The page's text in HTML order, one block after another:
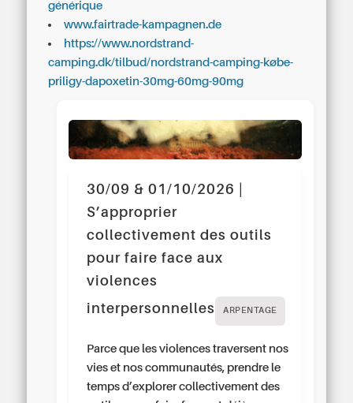
générique
www.fairtrade-kampagnen.de
https://www.nordstrand-
camping.dk/tilbud/nordstrand-camping-købe-
priligy-dapoxetin-30mg-60mg-90mg
30/09 & 01/10/2026 |
S’approprier
collectivement des outils
pour faire face aux
violences
interpersonnelles
ARPENTAGE
Parce que les violences traversent nos
vies et nos communautés, prendre le
temps d’explorer collectivement des